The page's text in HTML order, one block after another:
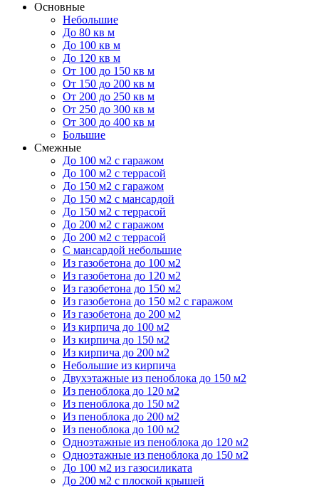
Основные
Небольшие
До 80 кв м
До 100 кв м
До 120 кв м
От 100 до 150 кв м
От 150 до 200 кв м
От 200 до 250 кв м
От 250 до 300 кв м
От 300 до 400 кв м
Большие
Смежные
До 100 м2 с гаражом
До 100 м2 с террасой
До 150 м2 с гаражом
До 150 м2 с мансардой
До 150 м2 с террасой
До 200 м2 с гаражом
До 200 м2 с террасой
С мансардой небольшие
Из газобетона до 100 м2
Из газобетона до 120 м2
Из газобетона до 150 м2
Из газобетона до 150 м2 с гаражом
Из газобетона до 200 м2
Из кирпича до 100 м2
Из кирпича до 150 м2
Из кирпича до 200 м2
Небольшие из кирпича
Двухэтажные из пеноблока до 150 м2
Из пеноблока до 120 м2
Из пеноблока до 150 м2
Из пеноблока до 200 м2
Из пеноблока до 100 м2
Одноэтажные из пеноблока до 120 м2
Одноэтажные из пеноблока до 150 м2
До 100 м2 из газосиликата
До 200 м2 с плоской крышей